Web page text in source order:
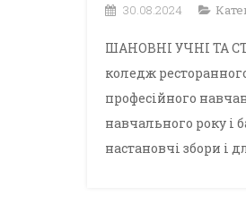
30.08.2024
ШАНОВНІ УЧНІ ТА
коледж
професійного
навчального року і
настановчі збори і